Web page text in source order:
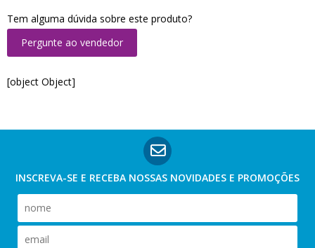
Tem alguma dúvida sobre este produto?
Pergunte ao vendedor
[object Object]
INSCREVA-SE E RECEBA NOSSAS NOVIDADES E PROMOÇÕES